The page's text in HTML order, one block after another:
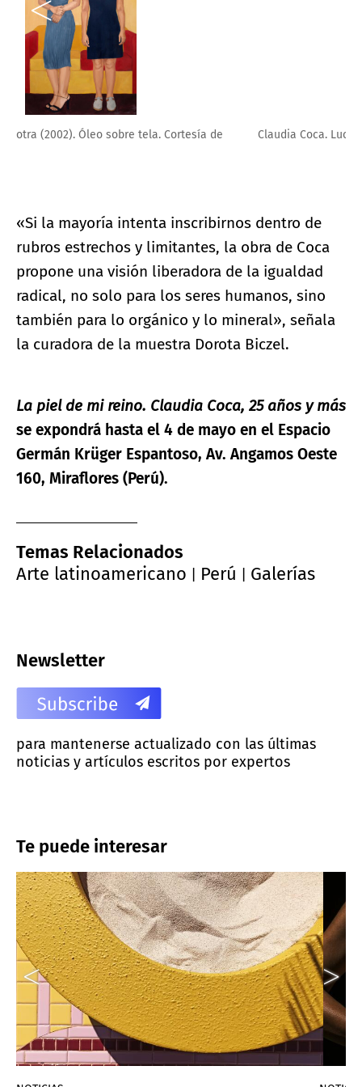
Claudia Coca. Luchadora. Cortesía de ICPNA Cultural
«Si la mayoría intenta inscribirnos dentro de
rubros estrechos y limitantes, la obra de Coca
propone una visión liberadora de la igualdad
radical, no solo para los seres humanos, sino
también para lo orgánico y lo mineral», señala
la curadora de la muestra Dorota Biczel.
La piel de mi reino. Claudia Coca, 25 años y más
se expondrá hasta el 4 de mayo en el Espacio
Germán Krüger Espantoso, Av. Angamos Oeste
160, Miraflores (Perú).
Temas Relacionados
Arte latinoamericano
Perú Galerías
Newsletter
para mantenerse actualizado con las últimas
noticias y artículos escritos por expertos
Te puede interesar